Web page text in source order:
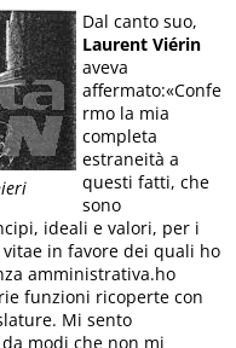
Dal canto suo,
Laurent Viérin
aveva
affermato:«Confe
rmo la mia
completa
estraneità a
questi fatti, che
sono
ideali e valori, per i
in favore dei quali ho
amministrativa.ho
funzioni ricoperte con
Mi sento
modi che non mi